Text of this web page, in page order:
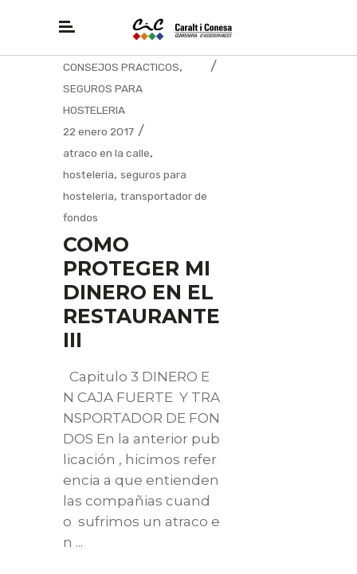
CONSEJOS PRACTICOS,
SEGUROS PARA
HOSTELERIA
22 enero 2017
atraco en la calle,
hosteleria, seguros para
hosteleria, transportador de
fondos
COMO
PROTEGER MI
DINERO EN EL
RESTAURANTE
III
Capitulo 3 DINERO E
N CAJA FUERTE Y TRA
NSPORTADOR DE FON
DOS En la anterior pub
licación , hicimos refer
encia a que entienden
las compañias cuand
o sufrimos un atraco e
n